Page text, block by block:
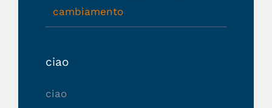
cambiamento
ciao
ciao